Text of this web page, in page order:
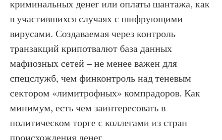
криминальных денег или оплаты шантажа, как
в участившихся случаях с шифрующими
вирусами. Создаваемая через контроль
транзакций крипотвалют база данных
мафиозных сетей – не менее важен для
спецслужб, чем финконтроль над теневым
сектором «лимитрофных» компрадоров. Как
минимум, есть чем заинтересовать в
политическом торге с коллегами из стран
происхождения денег.